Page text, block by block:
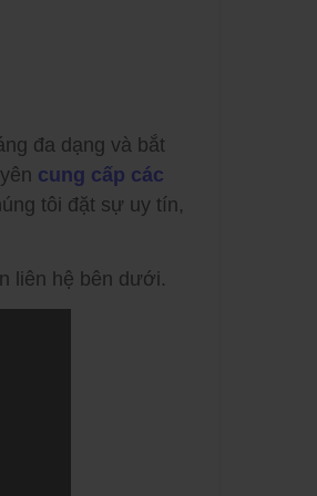
đa dạng và bắt
cung cấp các
tôi đặt sự uy tín,
liên hệ bên dưới.